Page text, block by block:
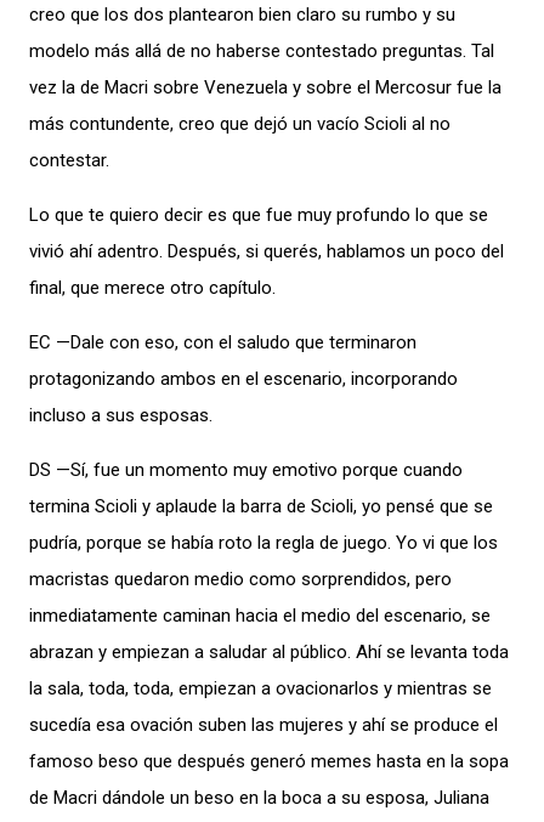
creo que los dos plantearon bien claro su rumbo y su
modelo más allá de no haberse contestado preguntas. Tal
vez la de Macri sobre Venezuela y sobre el Mercosur fue la
más contundente, creo que dejó un vacío Scioli al no
contestar.
Lo que te quiero decir es que fue muy profundo lo que se
vivió ahí adentro. Después, si querés, hablamos un poco del
final, que merece otro capítulo.
EC —Dale con eso, con el saludo que terminaron
protagonizando ambos en el escenario, incorporando
incluso a sus esposas.
DS —Sí, fue un momento muy emotivo porque cuando
termina Scioli y aplaude la barra de Scioli, yo pensé que se
pudría, porque se había roto la regla de juego. Yo vi que los
macristas quedaron medio como sorprendidos, pero
inmediatamente caminan hacia el medio del escenario, se
abrazan y empiezan a saludar al público. Ahí se levanta toda
la sala, toda, toda, empiezan a ovacionarlos y mientras se
sucedía esa ovación suben las mujeres y ahí se produce el
famoso beso que después generó memes hasta en la sopa
de Macri dándole un beso en la boca a su esposa, Juliana